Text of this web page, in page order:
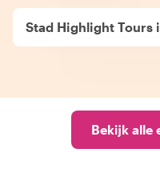
Stad Highlight Tours
Bekijk alle